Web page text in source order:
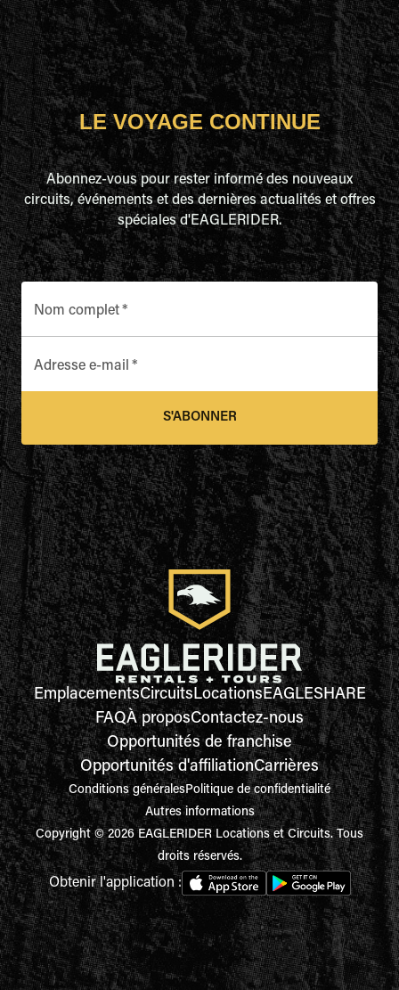
LE VOYAGE CONTINUE
Abonnez-vous pour rester informé des nouveaux
circuits, événements et des dernières actualités et offres
spéciales d'EAGLERIDER.
Nom complet*
Adresse e-mail *
S'ABONNER
EmplacementsCircuitsLocationsEAGLESHARE
FAQÀ proposContactez-nous
Opportunités de franchise
Opportunités d'affiliationCarrières
Conditions généralesPolitique de confidentialité
Autres informations
Copyright © 2026 EAGLERIDER Locations et Circuits. Tous
droits réservés.
Obtenir l'application :